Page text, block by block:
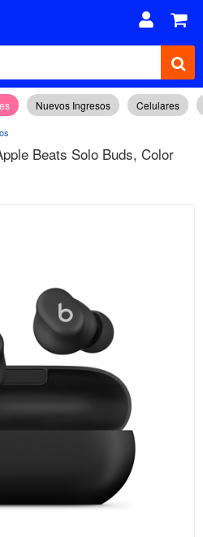
Nuevos Ingresos Celulares
Beats Solo Buds, Color